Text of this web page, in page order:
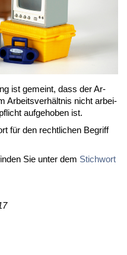
ist ge­meint, dass der Ar­
Ar­beits­ver­hält­nis nicht ar­bei­
auf­ge­ho­ben ist.
für den recht­li­chen Be­griff
Sie un­ter dem Stich­wort